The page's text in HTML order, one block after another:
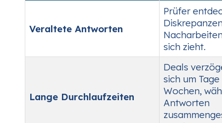
Veraltete Antworten
Prüfer
sich zieht.
Lange Durchlaufzeiten
Deals
sich um
Wochen,
Antworten